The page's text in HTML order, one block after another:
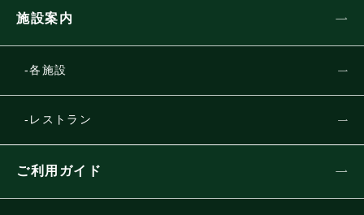
施設案内
各施設
レストラン
ご利用ガイド